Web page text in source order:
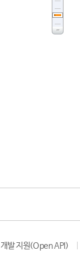
개발 지원(Open API)